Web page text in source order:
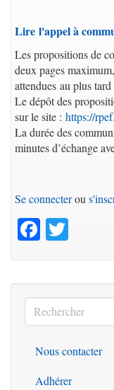
Lire l'appel à
Les propositions de
deux pages
attendues au plus
Le dépôt des
sur le site : https://
La durée des
minutes d’échange
Se connecterou
Facebook
Rechercher
Outils
Nous contacter
Adhérer